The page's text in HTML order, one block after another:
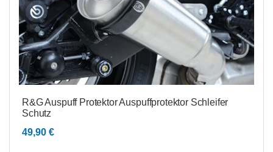
R&G Auspuff Protektor Auspuffprotektor Schleifer
Schutz
49,90 €